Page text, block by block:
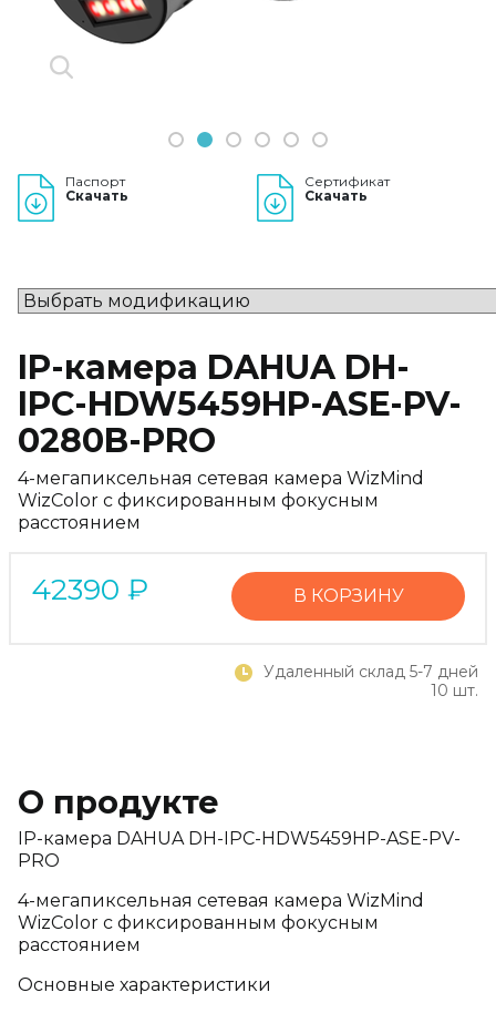
1 2 3 4 5 6
Паспорт
Скачать
Сертификат
Скачать
IP-камера DAHUA DH-
IPC-HDW5459HP-ASE-PV-
0280B-PRO
4-мегапиксельная сетевая камера WizMind
WizColor с фиксированным фокусным
расстоянием
42390 ₽ В КОРЗИНУ
Удаленный склад 5-7 дней
10 шт.
О продукте
IP-камера DAHUA DH-IPC-HDW5459HP-ASE-PV-
PRO
4-мегапиксельная сетевая камера WizMind
WizColor с фиксированным фокусным
расстоянием
Основные характеристики